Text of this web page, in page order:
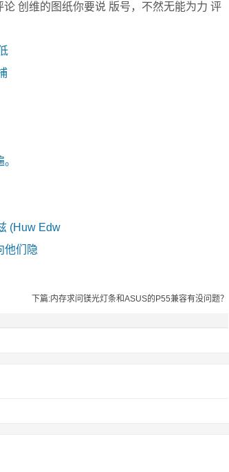
创维的图纸你要说 版号，不然无能为力 评
(Huw Edw
他们隐
下篇:内存求问镁光灯条和ASUS的P55兼容有没问题？